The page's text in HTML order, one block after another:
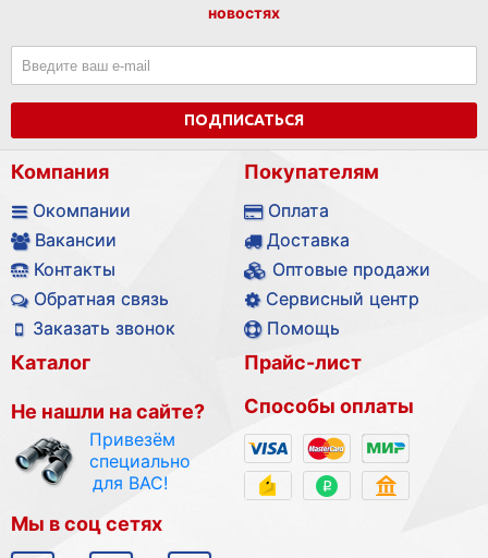
новостях
ПОДПИСАТЬСЯ
Компания
Окомпании
Вакансии
Контакты
Обратная связь
Заказать звонок
Покупателям
Оплата
Доставка
Оптовые продажи
Сервисный центр
Помощь
Каталог
Не нашли на сайте?
Привезём
специально
для ВАС!
Прайс-лист
Способы оплаты
Мы в соц сетях